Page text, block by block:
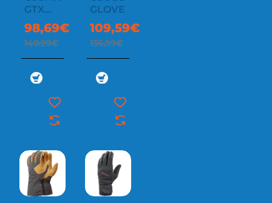
GTX
GLOVES
98,69€
140,99€
GLOVE
109,59€
136,99€